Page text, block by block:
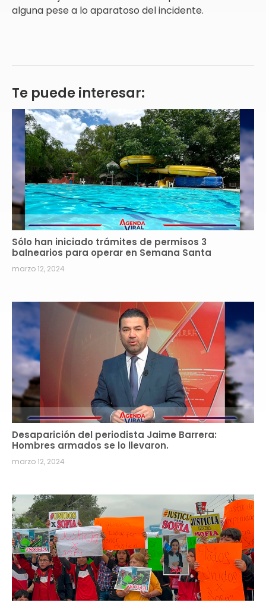
alguna pese a lo aparatoso del incidente.
Te puede interesar:
Sólo han iniciado trámites de permisos 3
balnearios para operar en Semana Santa
marzo 12, 2024
Desaparición del periodista Jaime Barrera:
Hombres armados se lo llevaron.
marzo 12, 2024